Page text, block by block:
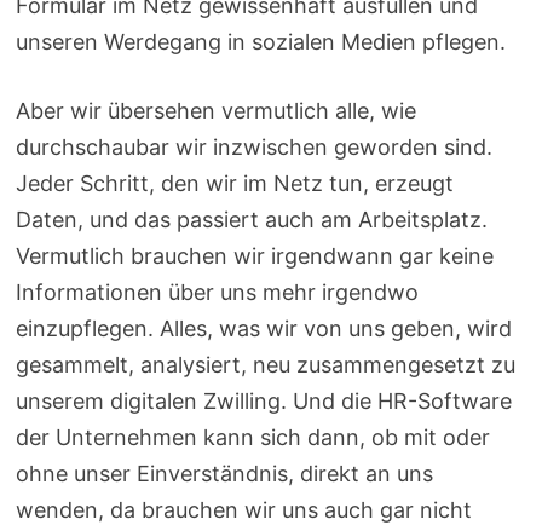
Formular im Netz gewissenhaft ausfüllen und
unseren Werdegang in sozialen Medien pflegen.
Aber wir übersehen vermutlich alle, wie
durchschaubar wir inzwischen geworden sind.
Jeder Schritt, den wir im Netz tun, erzeugt
Daten, und das passiert auch am Arbeitsplatz.
Vermutlich brauchen wir irgendwann gar keine
Informationen über uns mehr irgendwo
einzupflegen. Alles, was wir von uns geben, wird
gesammelt, analysiert, neu zusammengesetzt zu
unserem digitalen Zwilling. Und die HR-Software
der Unternehmen kann sich dann, ob mit oder
ohne unser Einverständnis, direkt an uns
wenden, da brauchen wir uns auch gar nicht